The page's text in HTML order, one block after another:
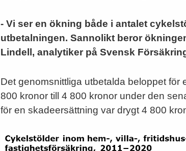
- Vi ser en ökning både i antalet
utbetalningen. Sannolikt beror
Lindell, analytiker på Svensk
Det genomsnittliga utbetalda beloppet
800 kronor till 4 800 kronor under den
för en skadeersättning var drygt 4 800